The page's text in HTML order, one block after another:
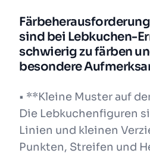
sind bei Lebkuchen-
schwierig zu färben
besondere
• **Kleine Muster auf
Die Lebkuchenfiguren
Linien und kleinen
Punkten, Streifen und